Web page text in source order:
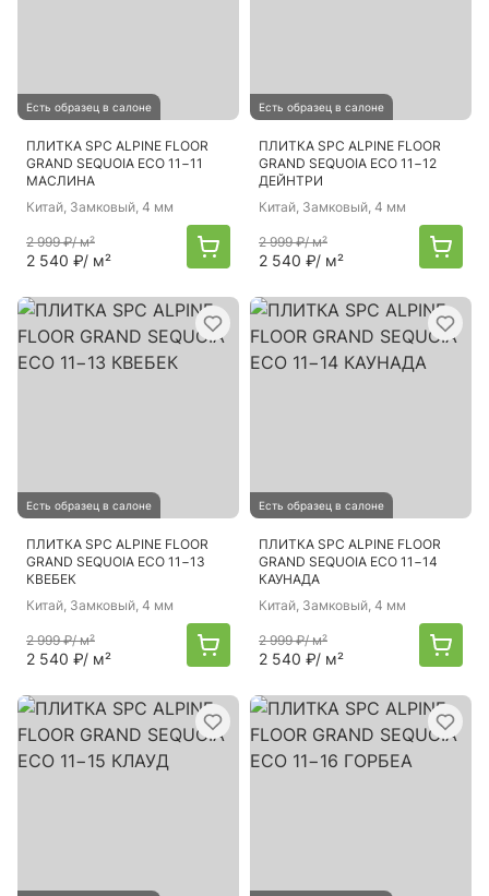
Есть образец в салоне
ПЛИТКА SPC ALPINE FLOOR
GRAND SEQUOIA ECO 11−11
МАСЛИНА
Китай, Замковый, 4 мм
2 999 ₽/ м²
2 540 ₽/ м²
Есть образец в салоне
ПЛИТКА SPC ALPINE FLOOR
GRAND SEQUOIA ECO 11−12
ДЕЙНТРИ
Китай, Замковый, 4 мм
2 999 ₽/ м²
2 540 ₽/ м²
Есть образец в салоне
ПЛИТКА SPC ALPINE FLOOR
GRAND SEQUOIA ECO 11−13
КВЕБЕК
Китай, Замковый, 4 мм
2 999 ₽/ м²
2 540 ₽/ м²
Есть образец в салоне
ПЛИТКА SPC ALPINE FLOOR
GRAND SEQUOIA ECO 11−14
КАУНАДА
Китай, Замковый, 4 мм
2 999 ₽/ м²
2 540 ₽/ м²